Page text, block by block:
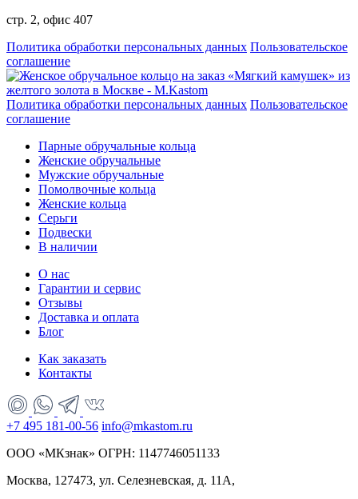
стр. 2, офис 407
Политика обработки персональных данных Пользовательское
соглашение
Политика обработки персональных данных Пользовательское
соглашение
Парные обручальные кольца
Женские обручальные
Мужские обручальные
Помолвочные кольца
Женские кольца
Серьги
Подвески
В наличии
О нас
Гарантии и сервис
Отзывы
Доставка и оплата
Блог
Как заказать
Контакты
+7 495 181-00-56 info@mkastom.ru
ООО «МКзнак» ОГРН: 1147746051133
Москва, 127473, ул. Селезневская, д. 11А,